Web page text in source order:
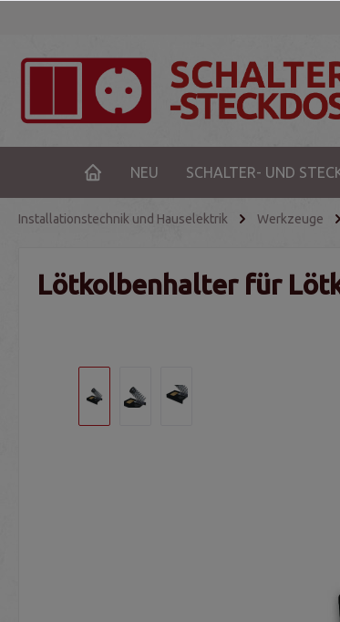
NEU SCHALTER- UND
Installationstechnik und Hauselektrik Werkzeuge
Lötkolbenhalter für